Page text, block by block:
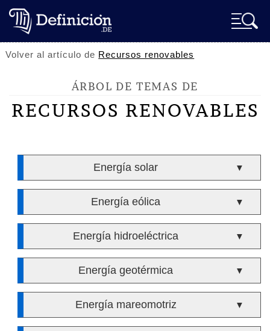
Volver al artículo de Recursos renovables
ÁRBOL DE TEMAS DE
RECURSOS RENOVABLES
Energía solar ▼
Energía eólica ▼
Energía hidroeléctrica ▼
Energía geotérmica ▼
Energía mareomotriz ▼